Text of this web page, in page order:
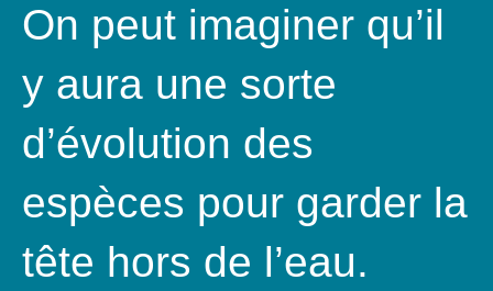
On peut imaginer qu’il
y aura une sorte
d’évolution des
espèces pour garder la
tête hors de l’eau.